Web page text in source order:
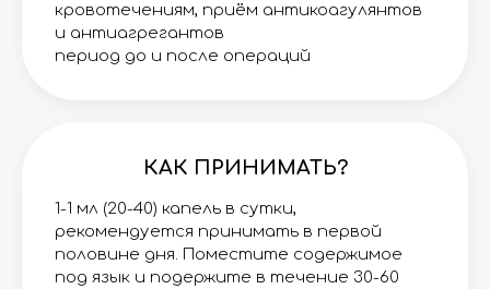
кровотечениям, приём антикоагулянтов
и антиагрегантов
период до и после операций
КАК ПРИНИМАТЬ?
1-1 мл (20-40) капель в сутки,
рекомендуется принимать в первой
половине дня. Поместите содержимое
под язык и подержите в течение 30-60